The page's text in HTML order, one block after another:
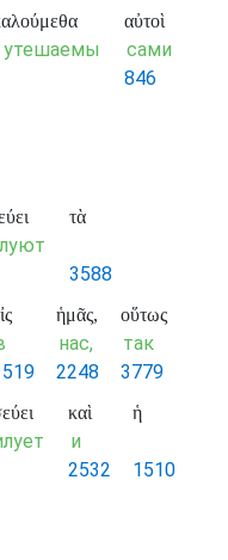
утешаемы
αὐτοὶ
сами
846
τὰ
3588
ἡμᾶς,
нас,
2248
οὕτως
так
3779
καὶ
и
2532
ἡ
1510